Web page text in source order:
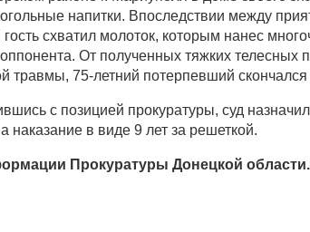
напитки. Впоследствии между
гость схватил молоток, которым нанес
От полученных тяжких телесных
травмы, 75-летний потерпевший
с позицией прокуратуры, суд
наказание в виде 9 лет за решеткой.
Прокуратуры Донецкой области.